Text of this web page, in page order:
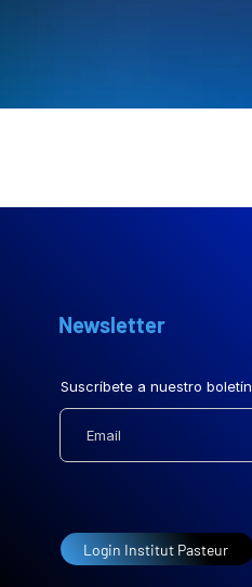
Newsletter
Suscríbete a nuestro boletín
Login Institut Pasteur